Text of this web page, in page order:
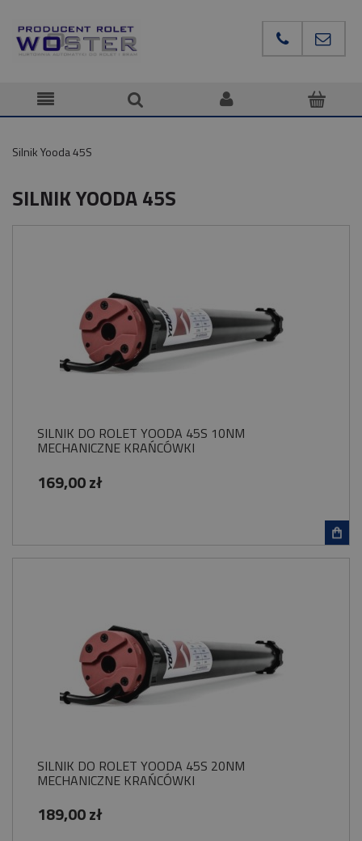
Silnik Yooda 45S
SILNIK YOODA 45S
SILNIK DO ROLET YOODA 45S 10NM
MECHANICZNE KRAŃCÓWKI
169,00 zł
SILNIK DO ROLET YOODA 45S 20NM
MECHANICZNE KRAŃCÓWKI
189,00 zł